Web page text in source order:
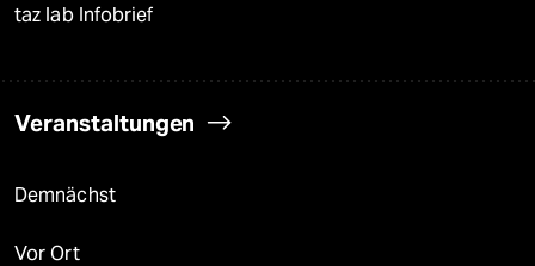
taz lab Infobrief
Veranstaltungen
Demnächst
Vor Ort